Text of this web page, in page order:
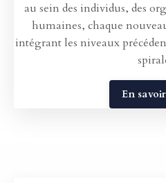
au sein des individus, des
humaines, chaque
intégrant les niveaux
En